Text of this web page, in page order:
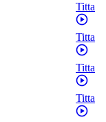
Titta
Titta
Titta
Titta